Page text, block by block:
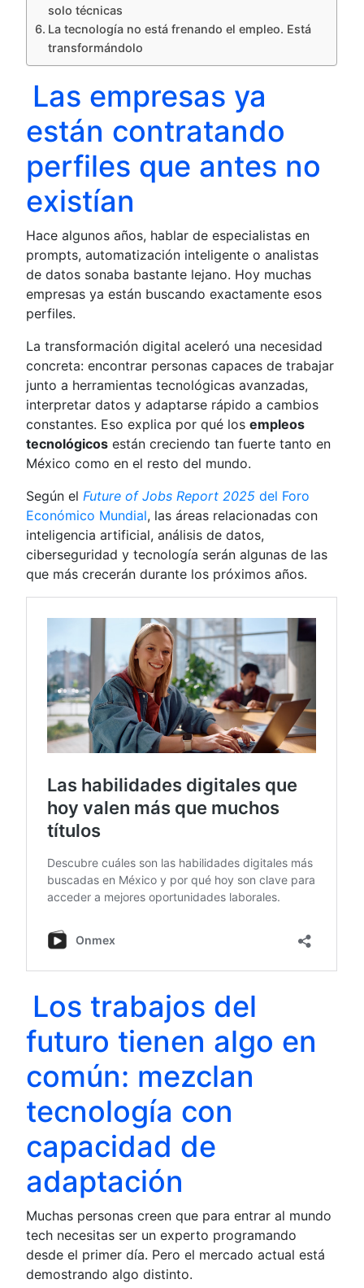
solo técnicas
La tecnología no está frenando el empleo. Está
transformándolo
Las empresas ya
están contratando
perfiles que antes no
existían
Hace algunos años, hablar de especialistas en
prompts, automatización inteligente o analistas
de datos sonaba bastante lejano. Hoy muchas
empresas ya están buscando exactamente esos
perfiles.
La transformación digital aceleró una necesidad
concreta: encontrar personas capaces de trabajar
junto a herramientas tecnológicas avanzadas,
interpretar datos y adaptarse rápido a cambios
constantes. Eso explica por qué losempleos
tecnológicos están creciendo tan fuerte tanto en
México como en el resto del mundo.
Según elFuture of Jobs Report 2025 del Foro
Económico Mundial, las áreas relacionadas con
inteligencia artificial, análisis de datos,
ciberseguridad y tecnología serán algunas de las
que más crecerán durante los próximos años.
Los trabajos del
futuro tienen algo en
común: mezclan
tecnología con
capacidad de
adaptación
Muchas personas creen que para entrar al mundo
tech necesitas ser un experto programando
desde el primer día. Pero el mercado actual está
demostrando algo distinto.